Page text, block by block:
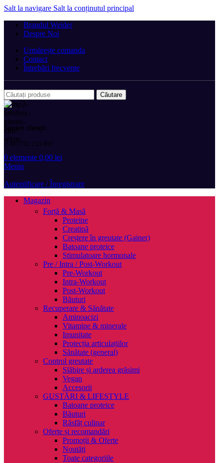
Salt la navigare Salt la conținutul principal
Brandul Weider
Despre Noi
Urmărește comanda
Contact
Întrebări frecvente
Căutare
Suport clienți:
(+40) 752 233 905
0 elemente 0,00 lei
Meniu
Autentificare / Înregistrare
Magazin
Forță & Masă
Proteine
Creatină
Creștere în greutate (Gainer)
Batoane proteice
Stimulatoare hormonale
Pre / Intra / Post-Workout
Pre-Workout
Intra-Workout
Post-Workout
Băuturi
Recuperare & Sănătate
Aminoacizi
Vitamine & minerale
Imunitate
Protecția articulațiilor
Sănătate (general)
Control greutate
Slăbire și arderea grăsimi
Vegan
Accesorii
GUSTĂRI & LIFESTYLE
Batoane proteice
Băuturi
Răsfăț culinar
Oferte și recomandări
Promoții & Oferte
Noutăți
Toate categoriile